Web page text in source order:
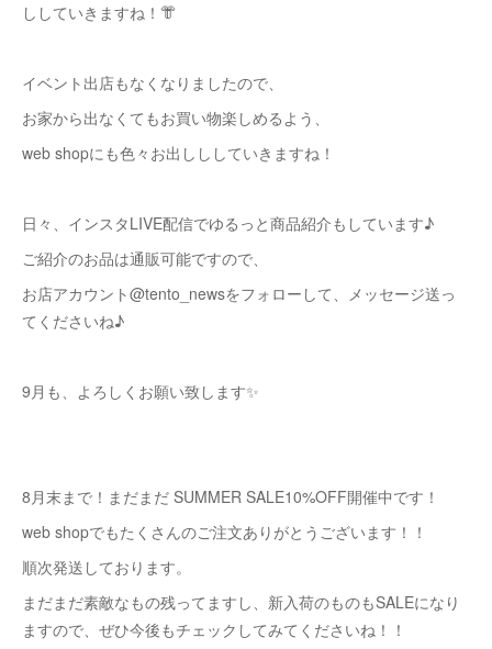
ししていきますね！👘
イベント出店もなくなりましたので、
お家から出なくてもお買い物楽しめるよう、
web shopにも色々お出しししていきますね！
日々、インスタLIVE配信でゆるっと商品紹介もしています♪
ご紹介のお品は通販可能ですので、
お店アカウント@tento_newsをフォローして、メッセージ送っ
てくださいね♪
9月も、よろしくお願い致します✨
8月末まで！まだまだ SUMMER SALE10%OFF開催中です！
web shopでもたくさんのご注文ありがとうございます！！
順次発送しております。
まだまだ素敵なもの残ってますし、新入荷のものもSALEになり
ますので、ぜひ今後もチェックしてみてくださいね！！